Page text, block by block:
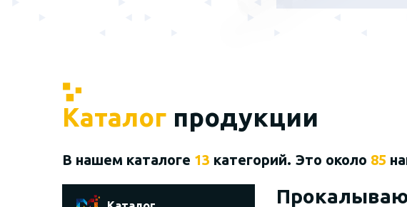
Каталог продукции
В нашем каталоге 13 категорий. Это около 85